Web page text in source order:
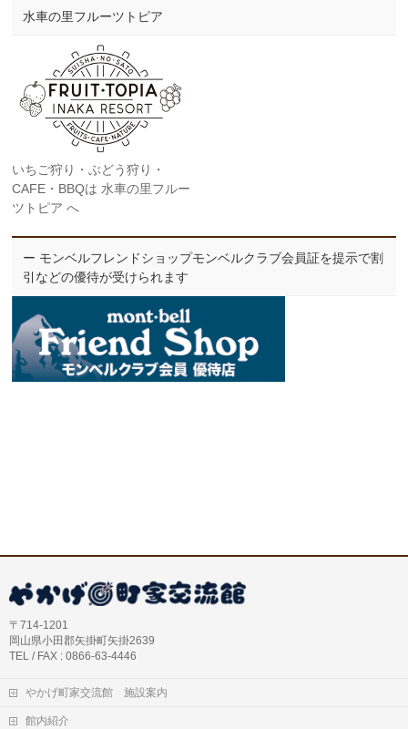
水車の里フルーツトピア
いちご狩り・ぶどう狩り・
CAFE・BBQは 水車の里フルー
ツトピア へ
ー モンベルフレンドショップモンベルクラブ会員証を提示で割
引などの優待が受けられます
〒714-1201
岡山県小田郡矢掛町矢掛2639
TEL / FAX : 0866-63-4446
やかげ町家交流館 施設案内
館内紹介